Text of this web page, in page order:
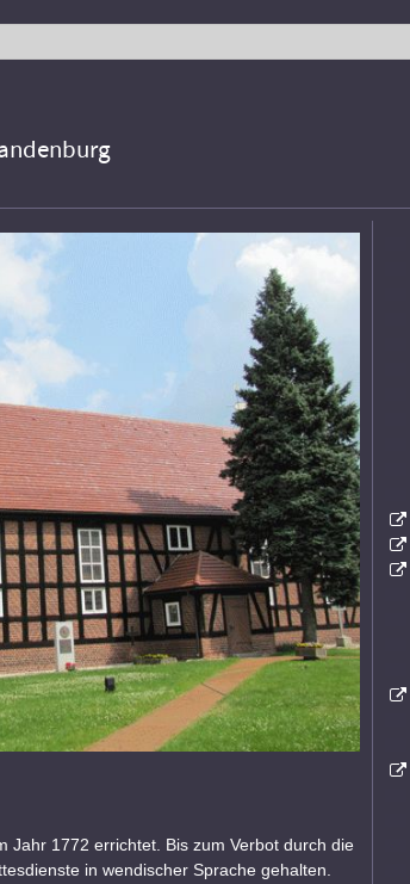
Jahr 1772 errichtet. Bis zum Verbot durch die
in wendischer Sprache gehalten.